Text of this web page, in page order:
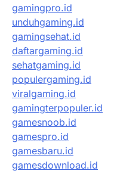
gamingpro.id
unduhgaming.id
gamingsehat.id
daftargaming.id
sehatgaming.id
populergaming.id
viralgaming.id
gamingterpopuler.id
gamesnoob.id
gamespro.id
gamesbaru.id
gamesdownload.id